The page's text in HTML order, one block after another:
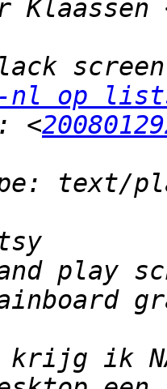
Klaassen
nl op
<
krijg ik